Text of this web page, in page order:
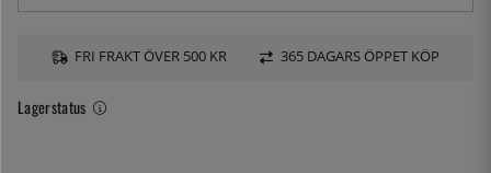
Lagerstatus
FRI FRAKT ÖVER 500 KR 365 DAGARS ÖPPET KÖP